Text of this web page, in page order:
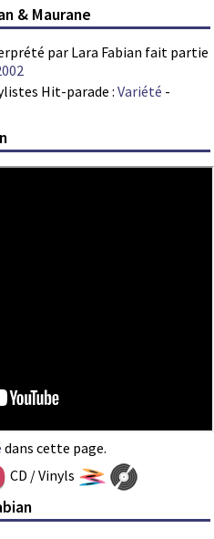
& Maurane
par Lara Fabian fait partie
Hit-parade :Variété -
dans cette page.
CD / Vinyls